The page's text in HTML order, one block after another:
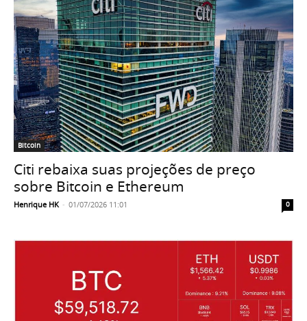
Bitcoin
Citi rebaixa suas projeções de preço
sobre Bitcoin e Ethereum
Henrique HK - 01/07/2026 11:01 0